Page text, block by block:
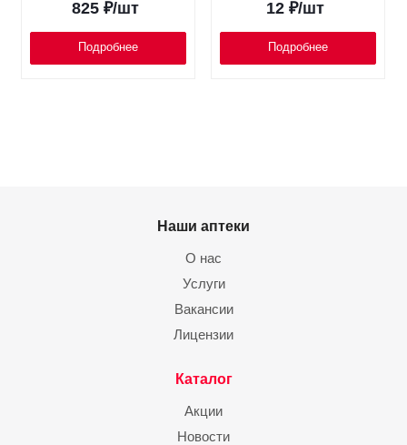
825₽/шт
Подробнее
12₽/шт
Подробнее
Наши аптеки
О нас
Услуги
Вакансии
Лицензии
Каталог
Акции
Новости